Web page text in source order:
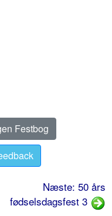
Festbog
Næste: 50 års
fødselsdagsfest 3